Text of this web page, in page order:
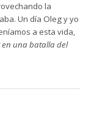
la
Un día Oleg y yo
a esta vida,
una batalla del